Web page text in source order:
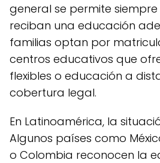
general se permite siempre
reciban una educación
familias optan por
centros educativos que
flexibles o educación a
cobertura legal.
En Latinoamérica, la
Algunos países como
o Colombia reconocen la